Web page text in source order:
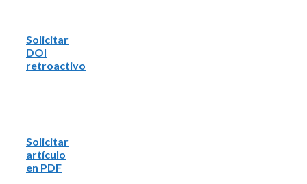
Solicitar
DOI
retroactivo
Solicitar
artículo
en PDF